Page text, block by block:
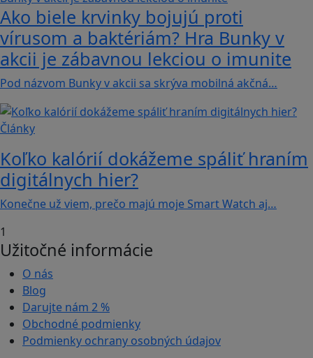
Ako biele krvinky bojujú proti
vírusom a baktériám? Hra Bunky v
akcii je zábavnou lekciou o imunite
Pod názvom Bunky v akcii sa skrýva mobilná akčná…
Články
Koľko kalórií dokážeme spáliť hraním
digitálnych hier?
Konečne už viem, prečo majú moje Smart Watch aj…
1
Užitočné informácie
O nás
Blog
Darujte nám 2 %
Obchodné podmienky
Podmienky ochrany osobných údajov